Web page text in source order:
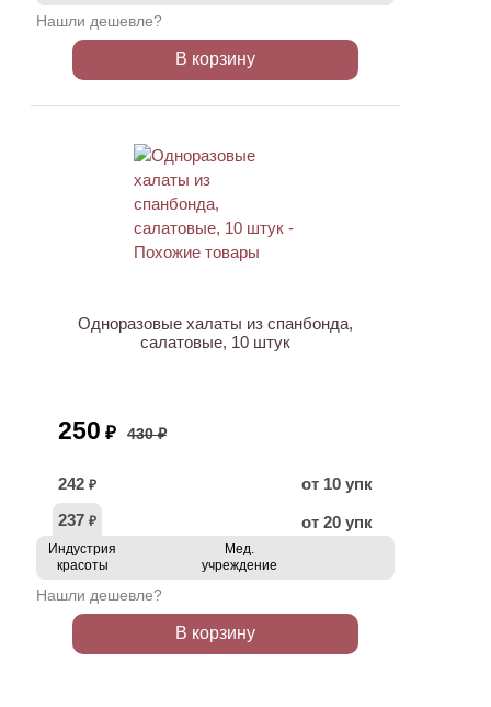
Нашли дешевле?
В корзину
Одноразовые халаты из спанбонда,
салатовые, 10 штук
250 ₽ 430 ₽
242 ₽
от 10 упк
237 ₽ от 20 упк
Индустрия
красоты
Мед.
учреждение
Нашли дешевле?
В корзину